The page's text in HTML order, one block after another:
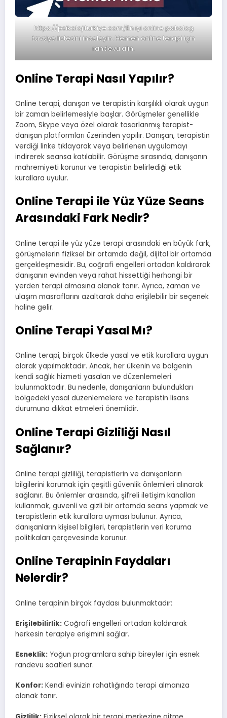
https://psikolojiturkiye.com/En iyi online psikolog
tavsiye listesini inceleyin. Hemen online terapi için
randevu alın.
Online Terapi Nasıl Yapılır?
Online terapi, danışan ve terapistin karşılıklı olarak uygun
bir zaman belirlemesiyle başlar. Görüşmeler genellikle
Zoom, Skype veya özel olarak tasarlanmış terapist-
danışan platformları üzerinden yapılır. Danışan, terapistin
verdiği linke tıklayarak veya belirlenen uygulamayı
indirerek seansa katılabilir. Görüşme sırasında, danışanın
mahremiyeti korunur ve terapistin belirlediği etik
kurallara uyulur.
Online Terapi ile Yüz Yüze Seans
Arasındaki Fark Nedir?
Online terapi ile yüz yüze terapi arasındaki en büyük fark,
görüşmelerin fiziksel bir ortamda değil, dijital bir ortamda
gerçekleşmesidir. Bu, coğrafi engelleri ortadan kaldırarak
danışanın evinden veya rahat hissettiği herhangi bir
yerden terapi almasına olanak tanır. Ayrıca, zaman ve
ulaşım masraflarını azaltarak daha erişilebilir bir seçenek
haline gelir.
Online Terapi Yasal Mı?
Online terapi, birçok ülkede yasal ve etik kurallara uygun
olarak yapılmaktadır. Ancak, her ülkenin ve bölgenin
kendi sağlık hizmeti yasaları ve düzenlemeleri
bulunmaktadır. Bu nedenle, danışanların bulundukları
bölgedeki yasal düzenlemelere ve terapistin lisans
durumuna dikkat etmeleri önemlidir.
Online Terapi Gizliliği Nasıl
Sağlanır?
Online terapi gizliliği, terapistlerin ve danışanların
bilgilerini korumak için çeşitli güvenlik önlemleri alınarak
sağlanır. Bu önlemler arasında, şifreli iletişim kanalları
kullanmak, güvenli ve gizli bir ortamda seans yapmak ve
terapistlerin etik kurallara uyması bulunur. Ayrıca,
danışanların kişisel bilgileri, terapistlerin veri koruma
politikaları çerçevesinde korunur.
Online Terapinin Faydaları
Nelerdir?
Online terapinin birçok faydası bulunmaktadır:
Erişilebilirlik: Coğrafi engelleri ortadan kaldırarak
herkesin terapiye erişimini sağlar.
Esneklik: Yoğun programlara sahip bireyler için esnek
randevu saatleri sunar.
Konfor: Kendi evinizin rahatlığında terapi almanıza
olanak tanır.